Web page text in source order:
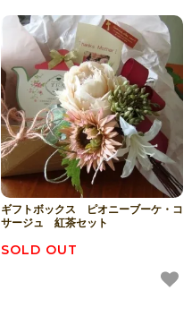
ギフトボックス ピオニーブーケ・コ
サージュ 紅茶セット
SOLD OUT